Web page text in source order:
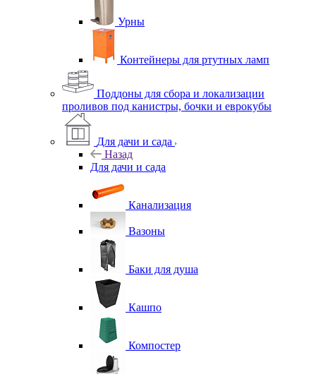
Урны
Контейнеры для ртутных ламп
Поддоны для сбора и локализации
проливов под канистры, бочки и еврокубы
Для дачи и сада
Назад
Для дачи и сада
Канализация
Вазоны
Баки для душа
Кашпо
Компостер